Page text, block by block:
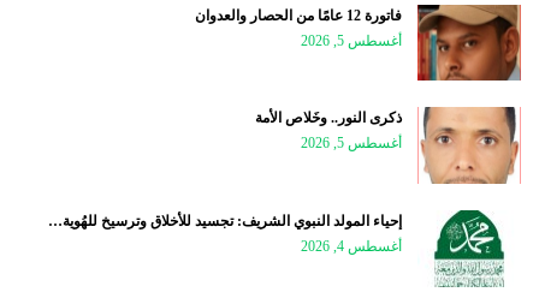
فاتورة 12 عامًا من الحصار والعدوان
أغسطس 5, 2026
ذكرى النور.. وخَلاص الأمة
أغسطس 5, 2026
إحياء المولد النبوي الشريف: تجسيد للأخلاق وترسيخ للهُوية…
أغسطس 4, 2026